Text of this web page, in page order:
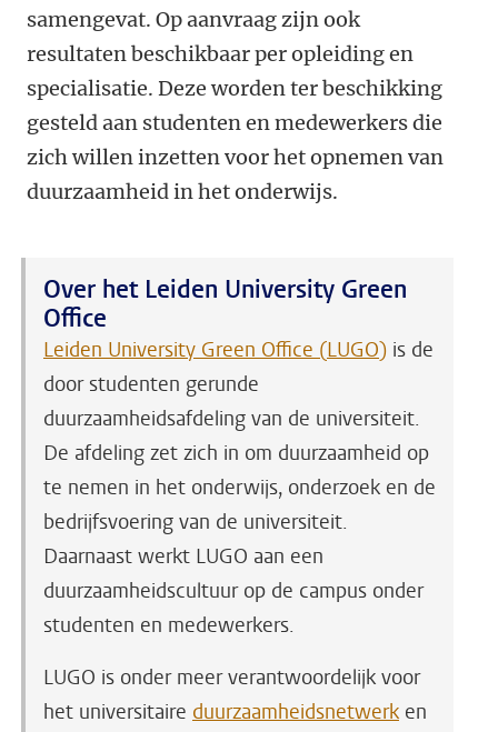
samengevat. Op aanvraag zijn ook
resultaten beschikbaar per opleiding en
specialisatie. Deze worden ter beschikking
gesteld aan studenten en medewerkers die
zich willen inzetten voor het opnemen van
duurzaamheid in het onderwijs.
Over het Leiden University Green
Office
Leiden University Green Office (LUGO) is de
door studenten gerunde
duurzaamheidsafdeling van de universiteit.
De afdeling zet zich in om duurzaamheid op
te nemen in het onderwijs, onderzoek en de
bedrijfsvoering van de universiteit.
Daarnaast werkt LUGO aan een
duurzaamheidscultuur op de campus onder
studenten en medewerkers.
LUGO is onder meer verantwoordelijk voor
het universitaire duurzaamheidsnetwerk en